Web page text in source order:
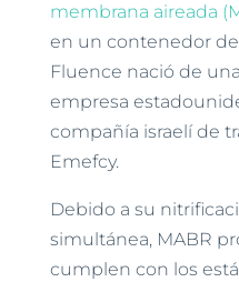
membrana aireada
en un contenedor
Fluence nació de
empresa
compañía israelí de
Emefcy.
Debido a su
simultánea, MABR
cumplen con los